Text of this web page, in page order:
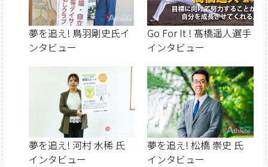
夢を追え! 鳥羽剛史氏イ
ンタビュー
Go For It ! 髙橋遥人選手
インタビュー
夢を追え! 河村 水稀 氏
インタビュー
夢を追え! 松橋 崇史 氏
インタビュー